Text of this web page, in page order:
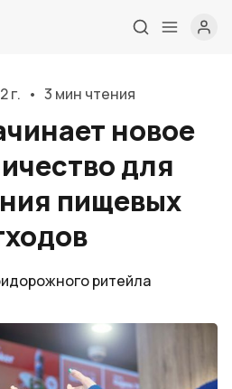
проектирование
г. • 3 мин чтения
новое
для
пищевых
ритейла